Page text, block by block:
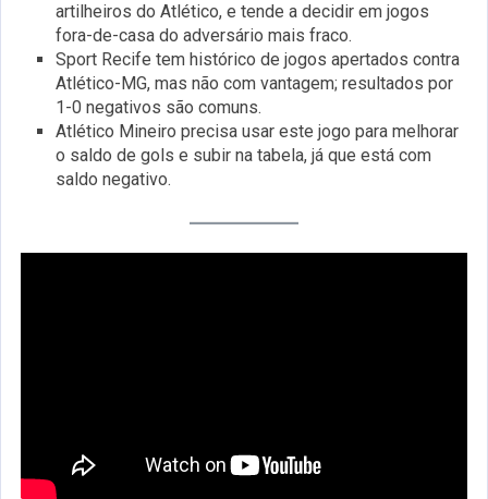
artilheiros do Atlético, e tende a decidir em jogos
fora-de-casa do adversário mais fraco.
Sport Recife tem histórico de jogos apertados contra
Atlético-MG, mas não com vantagem; resultados por
1-0 negativos são comuns.
Atlético Mineiro precisa usar este jogo para melhorar
o saldo de gols e subir na tabela, já que está com
saldo negativo.